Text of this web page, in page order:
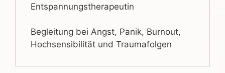
Entspannungstherapeutin
Begleitung bei Angst, Panik, Burnout,
Hochsensibilität und Traumafolgen